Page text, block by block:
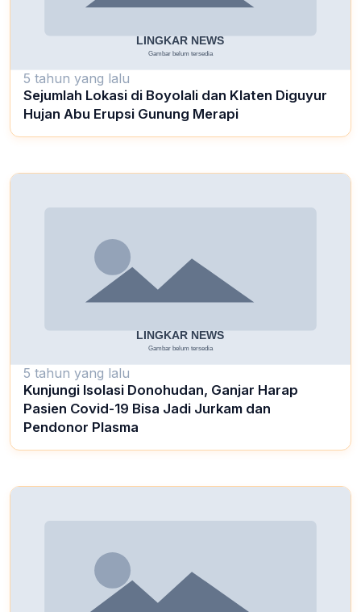
5 tahun yang lalu
Sejumlah Lokasi di Boyolali dan Klaten Diguyur
Hujan Abu Erupsi Gunung Merapi
5 tahun yang lalu
Kunjungi Isolasi Donohudan, Ganjar Harap
Pasien Covid-19 Bisa Jadi Jurkam dan
Pendonor Plasma